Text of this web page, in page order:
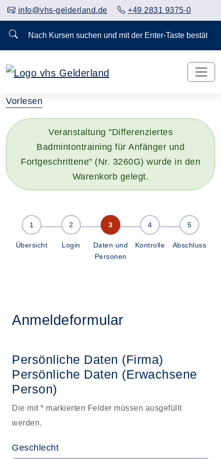
info@vhs-gelderland.de +49 2831 9375-0
Nach Kursen suchen und mit der Enter-Taste
Vorlesen
Veranstaltung "Differenziertes
Badmintontraining für Anfänger und
Fortgeschrittene" (Nr. 3260G) wurde in den
Warenkorb gelegt.
Übersicht Login
Daten und
Personen
Kontrolle Abschluss
Anmeldeformular
Persönliche Daten (Firma)
Persönliche Daten (Erwachsene
Person)
Die mit * markierten Felder müssen ausgefüllt
werden.
Geschlecht